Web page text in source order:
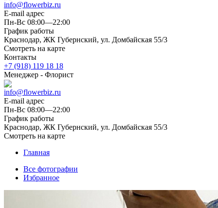
info@flowerbiz.ru
E-mail адрес
Пн-Вс 08:00—22:00
График работы
Краснодар, ЖК Губернский, ул. Домбайская 55/3
Смотреть на карте
Контакты
+7 (918) 119 18 18
Менеджер - Флорист
info@flowerbiz.ru
E-mail адрес
Пн-Вс 08:00—22:00
График работы
Краснодар, ЖК Губернский, ул. Домбайская 55/3
Смотреть на карте
Главная
Все фотографии
Избранное